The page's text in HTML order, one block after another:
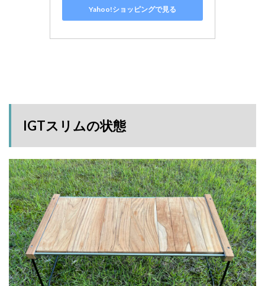
Yahoo!ショッピングで見る
IGTスリムの状態